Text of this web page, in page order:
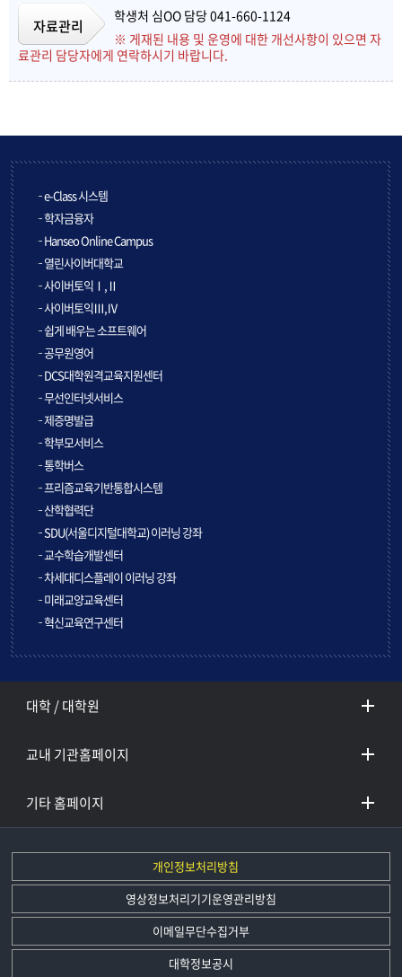
자료관리
학생처 심OO 담당 041-660-1124
※ 게재된 내용 및 운영에 대한 개선사항이 있으면 자
료관리 담당자에게 연락하시기 바랍니다.
e-Class 시스템
학자금융자
Hanseo Online Campus
열린사이버대학교
사이버토익Ⅰ,Ⅱ
사이버토익Ⅲ,Ⅳ
쉽게 배우는 소프트웨어
공무원영어
DCS대학원격교육지원센터
무선인터넷서비스
제증명발급
학부모서비스
통학버스
프리즘교육기반통합시스템
산학협력단
SDU(서울디지털대학교) 이러닝 강좌
교수학습개발센터
차세대디스플레이 이러닝 강좌
미래교양교육센터
혁신교육연구센터
대학 / 대학원
교내 기관홈페이지
기타 홈페이지
개인정보처리방침
영상정보처리기기운영관리방침
이메일무단수집거부
대학정보공시